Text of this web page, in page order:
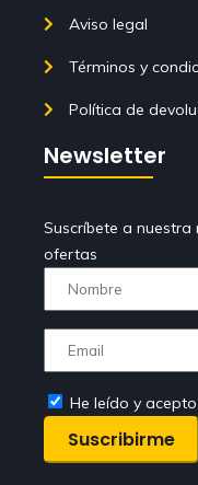
Aviso legal
Términos y
Política de
Newsletter
Suscríbete a nuestra
ofertas
He leído y